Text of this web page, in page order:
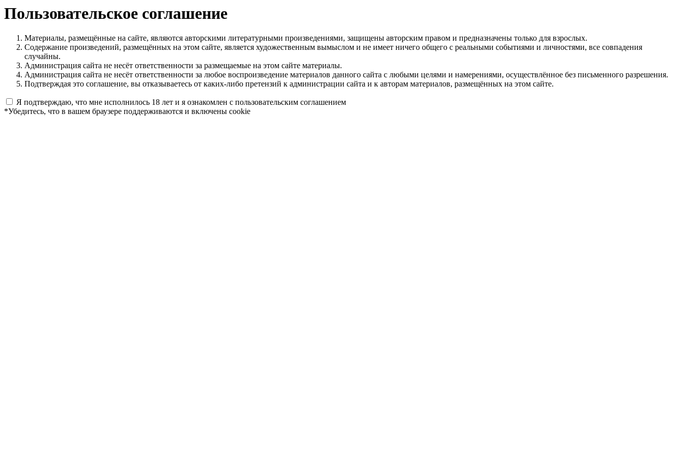
Пользовательское соглашение
Материалы, размещённые на сайте, являются авторскими литературными произведениями, защищены авторским правом и предназначены только для взрослых.
Содержание произведений, размещённых на этом сайте, является художественным вымыслом и не имеет ничего общего с реальными событиями и личностями, все совпадения
случайны.
Администрация сайта не несёт ответственности за размещаемые на этом сайте материалы.
Администрация сайта не несёт ответственности за любое воспроизведение материалов данного сайта с любыми целями и намерениями, осуществлённое без письменного разрешения.
Подтверждая это соглашение, вы отказываетесь от каких-либо претензий к администрации сайта и к авторам материалов, размещённых на этом сайте.
Я подтверждаю, что мне исполнилось 18 лет и я ознакомлен с пользовательским соглашением
*Убедитесь, что в вашем браузере поддерживаются и включены cookie